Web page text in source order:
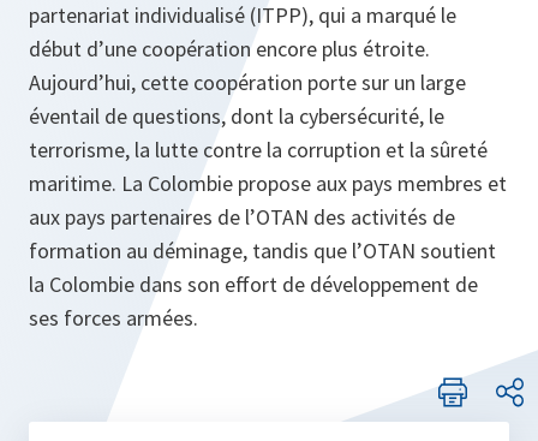
partenariat individualisé (ITPP), qui a marqué le
début d’une coopération encore plus étroite.
Aujourd’hui, cette coopération porte sur un large
éventail de questions, dont la cybersécurité, le
terrorisme, la lutte contre la corruption et la sûreté
maritime. La Colombie propose aux pays membres et
aux pays partenaires de l’OTAN des activités de
formation au déminage, tandis que l’OTAN soutient
la Colombie dans son effort de développement de
ses forces armées.